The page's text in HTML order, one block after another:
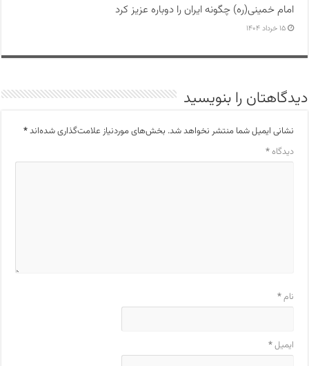
امام خمینی(ره) چگونه ایران را دوباره عزیز کرد
۱۵ خرداد ۱۴۰۴
دیدگاهتان را بنویسید
نشانی ایمیل شما منتشر نخواهد شد. بخش‌های موردنیاز علامت‌گذاری شده‌اند*
دیدگاه*
نام*
ایمیل*